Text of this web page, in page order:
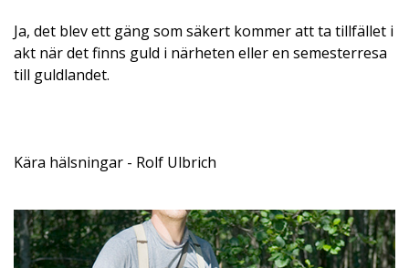
Ja, det blev ett gäng som säkert kommer att ta tillfället i
akt när det finns guld i närheten eller en semesterresa
till guldlandet.
Kära hälsningar - Rolf Ulbrich